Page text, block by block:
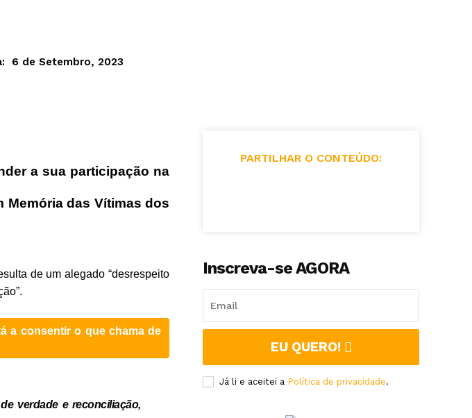
6 de Setembro, 2023
a sua participação na
Memória das Vítimas dos
de um alegado “desrespeito
a consentir o que chama de
verdade e reconciliação,
PARTILHAR O CONTEÚDO:
Inscreva-se AGORA
EU QUERO!
Já li e aceitei a Política de privacidade.